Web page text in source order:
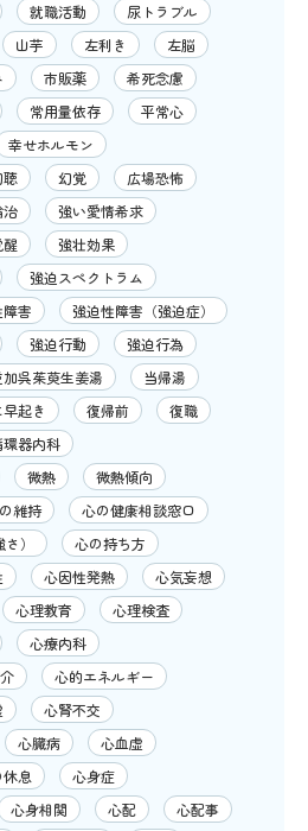
就職活動
尿トラブル
山芋 左利き
左脳
市販薬
希死念慮
常用量依存
平常心
幸せホルモン
聴 幻覚
広場恐怖
治
強い愛情希求
醒
強壮効果
強迫スペクトラム
害
強迫性障害（強迫症）
強迫行動
強迫行為
呉茱萸生姜湯
当帰湯
起き 復帰前
復職
環器内科
微熱
微熱傾向
維持
心の健康相談窓口
）
心の持ち方
心因性発熱
心気妄想
心理教育
心理検査
心療内科
心的エネルギー
心腎不交
心臓病
心血虚
息
心身症
心身相関 心配
心配事